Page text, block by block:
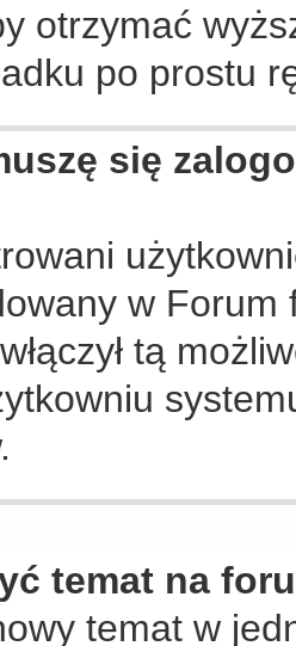
otrzymać
po prostu
się
w Forum
tą
temat na
temat w